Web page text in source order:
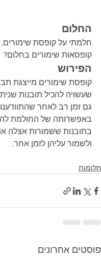
החלום
חלמתי על קופסת שימורים,
קופסאות שימורים בחלום?
הפירוש
קופסת שימורים מייצגת
שעשויה להכיל תובנות
גם זמן רב לאחר שהתוודענו
באפשרותה של החולמת
בתובנות ששמורות אצלה
ולשמור עליהן לזמן אחר.
חלומות
פוסטים אחרונים